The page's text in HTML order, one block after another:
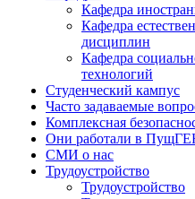
Кафедра
Кафедра
дисциплин
Кафедра
технологий
Студенческий кампус
Часто задаваемые
Комплексная
Они работали в
СМИ о нас
Трудоустройство
Трудоустройство